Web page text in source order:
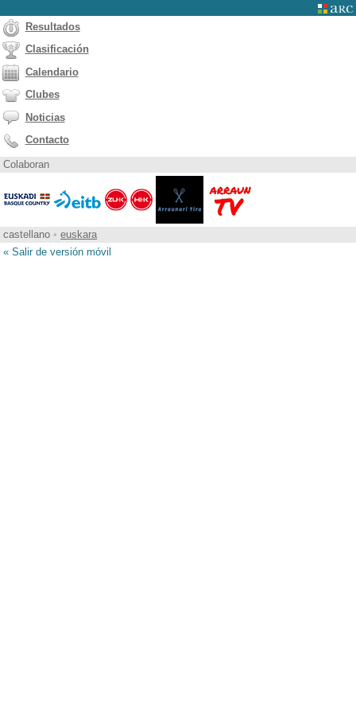
Resultados
Clasificación
Calendario
Clubes
Noticias
Contacto
Colaboran
castellano • euskara
« Salir de versión móvil